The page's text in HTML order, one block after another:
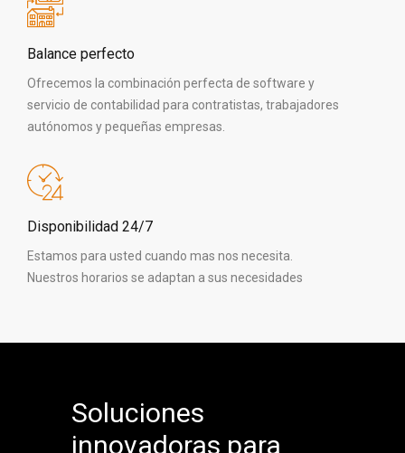
Balance perfecto
Ofrecemos la combinación perfecta de software y
servicio de contabilidad para contratistas, trabajadores
autónomos y pequeñas empresas.
Disponibilidad 24/7
Estamos para usted cuando mas nos necesita.
Nuestros horarios se adaptan a sus necesidades
Soluciones
innovadoras para